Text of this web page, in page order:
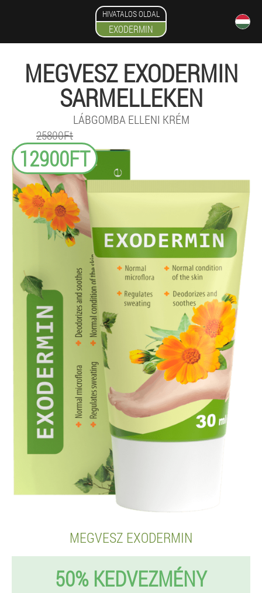
HIVATALOS OLDAL
EXODERMIN
MEGVESZ EXODERMIN
SARMELLEKEN
LÁBGOMBA ELLENI KRÉM
25800Ft
12900FT
MEGVESZ EXODERMIN
50% KEDVEZMÉNY